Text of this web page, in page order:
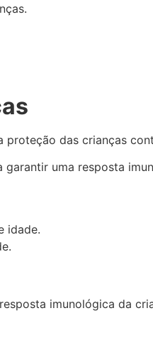
das crianças
uma resposta
idade.
imunológica da